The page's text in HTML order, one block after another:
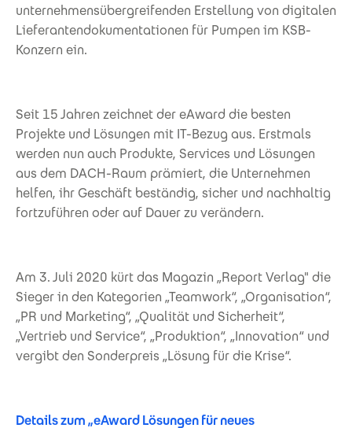
unternehmensübergreifenden Erstellung von digitalen
Lieferantendokumentationen für Pumpen im KSB-
Konzern ein.
Seit 15 Jahren zeichnet der eAward die besten
Projekte und Lösungen mit IT-Bezug aus. Erstmals
werden nun auch Produkte, Services und Lösungen
aus dem DACH-Raum prämiert, die Unternehmen
helfen, ihr Geschäft beständig, sicher und nachhaltig
fortzuführen oder auf Dauer zu verändern.
Am 3. Juli 2020 kürt das Magazin „Report Verlag" die
Sieger in den Kategorien „Teamwork“, „Organisation“,
„PR und Marketing“, „Qualität und Sicherheit“,
„Vertrieb und Service“, „Produktion“, „Innovation“ und
vergibt den Sonderpreis „Lösung für die Krise“.
Details zum „eAward Lösungen für neues